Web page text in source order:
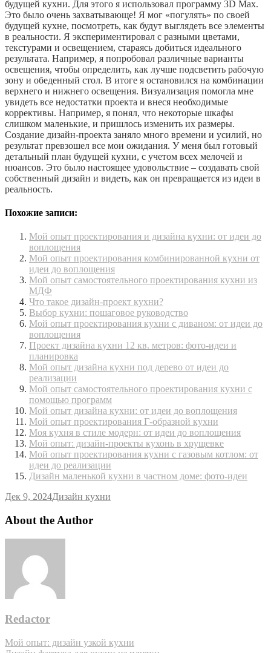
будущей кухни. Для этого я использовал программу 3D Max.
Это было очень захватывающе! Я мог «погулять» по своей
будущей кухне, посмотреть, как будут выглядеть все элементы
в реальности. Я экспериментировал с разными цветами,
текстурами и освещением, стараясь добиться идеального
результата. Например, я попробовал различные варианты
освещения, чтобы определить, как лучше подсветить рабочую
зону и обеденный стол. В итоге я остановился на комбинации
верхнего и нижнего освещения. Визуализация помогла мне
увидеть все недостатки проекта и внеся необходимые
коррективы. Например, я понял, что некоторые шкафы
слишком маленькие, и пришлось изменить их размеры.
Создание дизайн-проекта заняло много времени и усилий, но
результат превзошел все мои ожидания. У меня был готовый
детальный план будущей кухни, с учетом всех мелочей и
нюансов. Это было настоящее удовольствие – создавать свой
собственный дизайн и видеть, как он превращается из идеи в
реальность.
Похожие записи:
Мой опыт проектирования и дизайна кухни: от идеи до
воплощения
Мой опыт проектирования комбинированной кухни от
идеи до воплощения
Мой опыт самостоятельного проектирования кухни из
МДФ
Что такое дизайн-проект кухни?
Выбор кухни: пошаговое руководство
Мой опыт проектирования кухни с диваном: от идеи до
воплощения
Проект дизайна кухни 12 кв. метров: фото-идеи и
планировка
Мой опыт дизайна кухни под дерево от идеи до
реализации
Мой опыт самостоятельного проектирования кухни с
помощью программ
Мой опыт дизайна кухни: от идеи до воплощения
Мой опыт проектирования Г-образной кухни
Моя кухня в стиле модерн: от идеи до воплощения
Мой опыт: дизайн-проекты кухонь в хрущевке
Мой опыт проектирования кухни с газовым котлом: от
идеи до реализации
Дизайн маленькой кухни в частном доме: фото-идеи
Дек 9, 2024Дизайн кухни
About the Author
Redactor
Навигация
Мой опыт: дизайн узкой кухни